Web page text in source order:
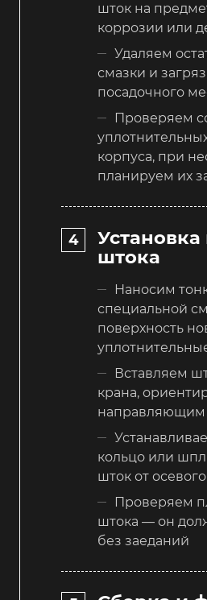
шток на
коррозии или
Удаляем
смазки и
посадочного
Проверяем
корпуса, при
планируем их
Установка
штока
Наносим
специальной
поверхность
Вставляем
крана,
направляющим
кольцо или
шток от
Проверяем
штока — он
без заеданий